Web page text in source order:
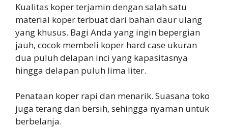
Kualitas koper terjamin dengan salah satu
material koper terbuat dari bahan daur ulang
yang khusus. Bagi Anda yang ingin bepergian
jauh, cocok membeli koper hard case ukuran
dua puluh delapan inci yang kapasitasnya
hingga delapan puluh lima liter.
Penataan koper rapi dan menarik. Suasana toko
juga terang dan bersih, sehingga nyaman untuk
berbelanja.